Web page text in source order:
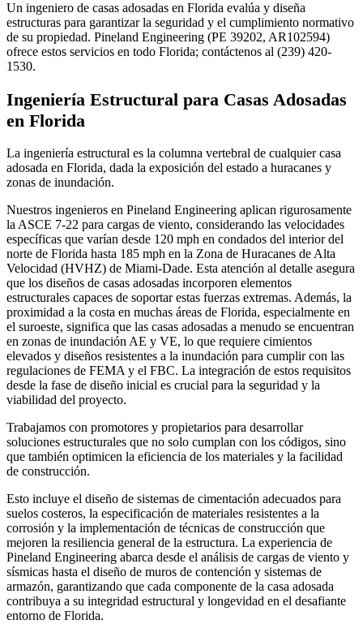
Un ingeniero de casas adosadas en Florida evalúa y diseña
estructuras para garantizar la seguridad y el cumplimiento normativo
de su propiedad. Pineland Engineering (PE 39202, AR102594)
ofrece estos servicios en todo Florida; contáctenos al (239) 420-
1530.
Ingeniería Estructural para Casas Adosadas
en Florida
La ingeniería estructural es la columna vertebral de cualquier casa
adosada en Florida, dada la exposición del estado a huracanes y
zonas de inundación.
Nuestros ingenieros en Pineland Engineering aplican rigurosamente
la ASCE 7-22 para cargas de viento, considerando las velocidades
específicas que varían desde 120 mph en condados del interior del
norte de Florida hasta 185 mph en la Zona de Huracanes de Alta
Velocidad (HVHZ) de Miami-Dade. Esta atención al detalle asegura
que los diseños de casas adosadas incorporen elementos
estructurales capaces de soportar estas fuerzas extremas. Además, la
proximidad a la costa en muchas áreas de Florida, especialmente en
el suroeste, significa que las casas adosadas a menudo se encuentran
en zonas de inundación AE y VE, lo que requiere cimientos
elevados y diseños resistentes a la inundación para cumplir con las
regulaciones de FEMA y el FBC. La integración de estos requisitos
desde la fase de diseño inicial es crucial para la seguridad y la
viabilidad del proyecto.
Trabajamos con promotores y propietarios para desarrollar
soluciones estructurales que no solo cumplan con los códigos, sino
que también optimicen la eficiencia de los materiales y la facilidad
de construcción.
Esto incluye el diseño de sistemas de cimentación adecuados para
suelos costeros, la especificación de materiales resistentes a la
corrosión y la implementación de técnicas de construcción que
mejoren la resiliencia general de la estructura. La experiencia de
Pineland Engineering abarca desde el análisis de cargas de viento y
sísmicas hasta el diseño de muros de contención y sistemas de
armazón, garantizando que cada componente de la casa adosada
contribuya a su integridad estructural y longevidad en el desafiante
entorno de Florida.